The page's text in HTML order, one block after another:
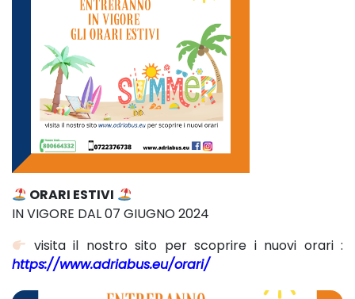
ORARI ESTIVI
IN VIGORE DAL 07 GIUGNO 2024
visita il nostro sito per scoprire i nuovi orari :
https://www.adriabus.eu/orari/